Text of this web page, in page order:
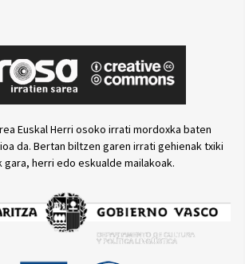
Euskal Herri osoko irrati mordoxka baten
da. Bertan biltzen garen irrati gehienak txiki
gara, herri edo eskualde mailakoak.